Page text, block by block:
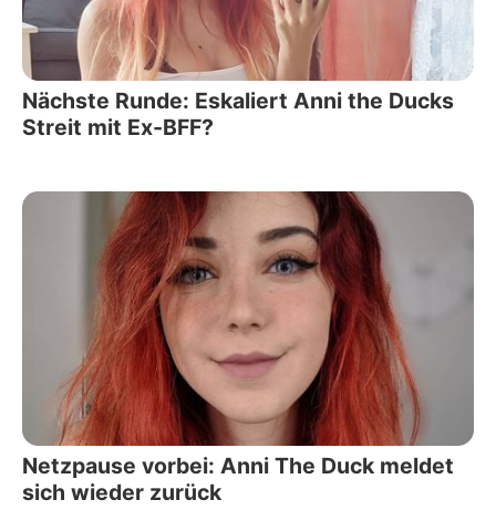
Nächste Runde: Eskaliert Anni the Ducks
Streit mit Ex-BFF?
Netzpause vorbei: Anni The Duck meldet
sich wieder zurück